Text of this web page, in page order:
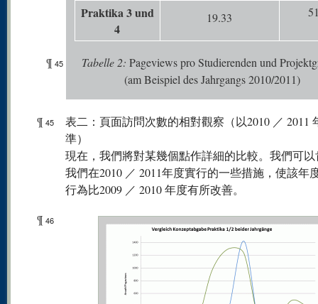
Praktika 3 und
4
19.33
¶ 45 Tabelle 2: Pageviews pro Studierenden und
(am Beispiel des Jahrgangs 2010/2011)
¶ 45
表二：頁面訪問次數的相對觀察（以2010 ／ 2011
準）
現在，我們將對某幾個點作詳細的比較。我們可
我們在2010 ／ 2011年度實行的一些措施，使該年
行為比2009 ／ 2010 年度有所改善。
¶ 46